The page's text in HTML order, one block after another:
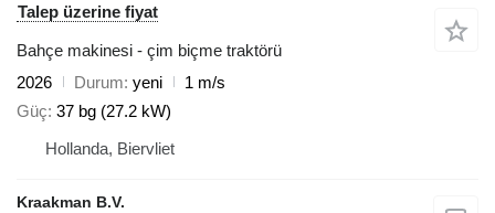
Talep üzerine fiyat
Bahçe makinesi - çim biçme traktörü
2026
Durum yeni
1 m/s
Güç 37 bg (27.2 kW)
Hollanda, Biervliet
Kraakman B.V.